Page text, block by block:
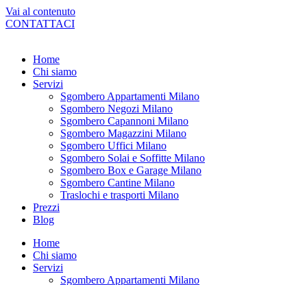
Vai al contenuto
CONTATTACI
Home
Chi siamo
Servizi
Sgombero Appartamenti Milano
Sgombero Negozi Milano
Sgombero Capannoni Milano
Sgombero Magazzini Milano
Sgombero Uffici Milano
Sgombero Solai e Soffitte Milano
Sgombero Box e Garage Milano
Sgombero Cantine Milano
Traslochi e trasporti Milano
Prezzi
Blog
Home
Chi siamo
Servizi
Sgombero Appartamenti Milano